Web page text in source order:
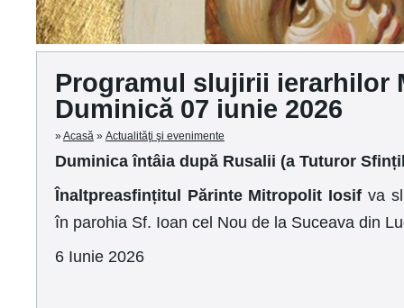
Programul slujirii ierarhilor
Duminică 07 iunie 2026
»Acasă » Actualităţi şi evenimente
Duminica întâia după Rusalii (a Tuturor
Înaltpreasfințitul Părinte Mitropolit Iosif va
în parohia Sf. Ioan cel Nou de la Suceava din
6 Iunie 2026